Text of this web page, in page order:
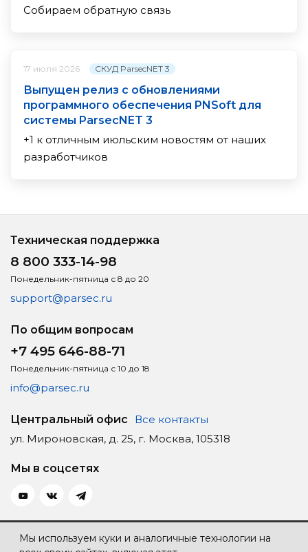
Собираем обратную связь
17 июля 2026 СКУД ParsecNET 3
Выпущен релиз с обновлениями
программного обеспечения PNSoft для
системы ParsecNET 3
+1 к отличным июльским новостям от наших
разработчиков
Техническая поддержка
8 800 333-14-98
Понедельник-пятница с 8 до 20
support@parsec.ru
По общим вопросам
+7 495 646-88-71
Понедельник-пятница с 10 до 18
info@parsec.ru
Центральный офис
Все контакты
ул. Мироновская, д. 25, г. Москва, 105318
Мы в соцсетях
Политика конфиденциальности
Мы используем куки и аналогичные технологии на